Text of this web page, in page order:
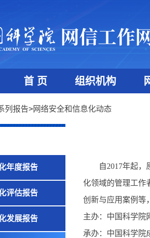
首 页 组织机构
列报告>网络安全和信息化动态
年度报告
评估报告
发展报告
自2017年起，原
化领域的管理工作
创新与应用案例等
主办：中国科学
承办：中国科学院